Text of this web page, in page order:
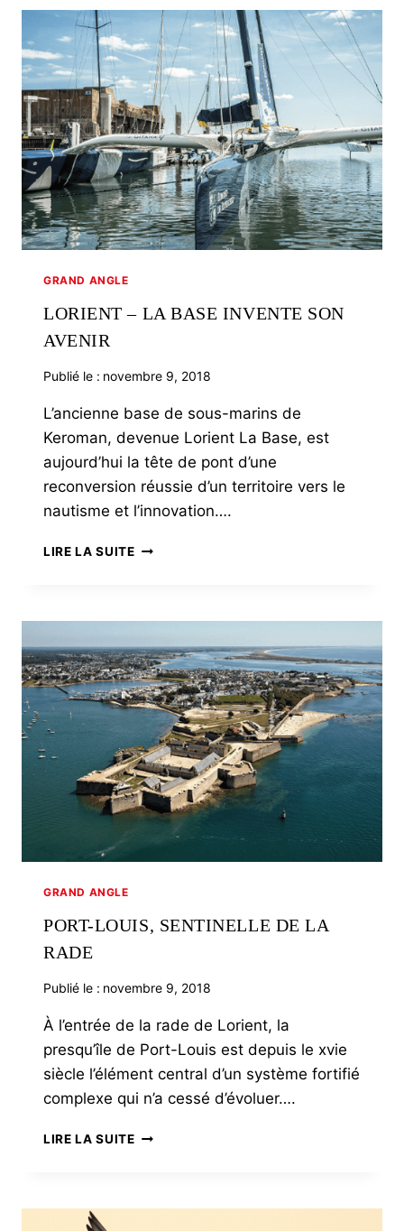
GRAND ANGLE
LORIENT – LA BASE INVENTE SON
AVENIR
Publié le : novembre 9, 2018
L’ancienne base de sous-marins de
Keroman, devenue Lorient La Base, est
aujourd’hui la tête de pont d’une
reconversion réussie d’un territoire vers le
nautisme et l’innovation….
LIRE LA SUITELORIENT
INVENTE
AVENIR
GRAND ANGLE
PORT-LOUIS, SENTINELLE DE LA
RADE
Publié le : novembre 9, 2018
À l’entrée de la rade de Lorient, la
presqu’île de Port-Louis est depuis le xvie
siècle l’élément central d’un système fortifié
complexe qui n’a cessé d’évoluer….
LIRE LA SUITEPORT-
LA